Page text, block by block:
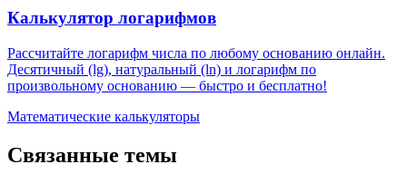
Калькулятор логарифмов
Рассчитайте логарифм числа по любому основанию онлайн.
Десятичный (lg), натуральный (ln) и логарифм по
произвольному основанию — быстро и бесплатно!
Математические калькуляторы
Связанные темы